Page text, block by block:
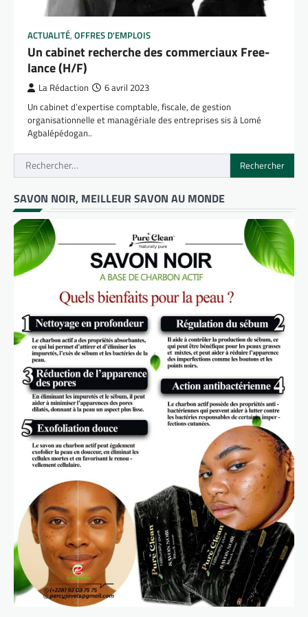
ACTUALITÉ, OFFRES D'EMPLOIS
Un cabinet recherche des commerciaux Free-
lance (H/F)
La Rédaction 6 avril 2023
Un cabinet d’expertise comptable, fiscale, de gestion
organisationnelle et managériale des entreprises sis à Lomé
Agbalépédogan..
Rechercher :
SAVON NOIR, MEILLEUR SAVON AU MONDE